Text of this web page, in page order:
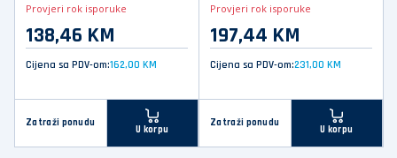
Provjeri rok isporuke
138,46 KM
Cijena sa PDV-om:162,00 KM
Zatraži ponudu
U korpu
Provjeri rok isporuke
197,44 KM
Cijena sa PDV-om:231,00 KM
Zatraži ponudu
U korpu